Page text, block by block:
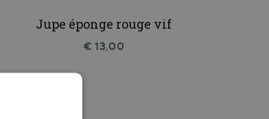
Jupe éponge rouge vif
€ 13,00